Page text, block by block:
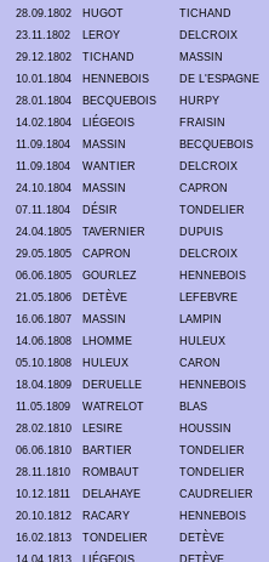
28.09.1802 HUGOT
TICHAND
23.11.1802 LEROY
DELCROIX
29.12.1802 TICHAND
MASSIN
10.01.1804 HENNEBOIS
DE L'ESPAGNE
28.01.1804 BECQUEBOIS
HURPY
14.02.1804 LIÉGEOIS
FRAISIN
11.09.1804 MASSIN
BECQUEBOIS
11.09.1804 WANTIER
DELCROIX
24.10.1804 MASSIN
CAPRON
07.11.1804 DÉSIR
TONDELIER
24.04.1805 TAVERNIER
DUPUIS
29.05.1805 CAPRON
DELCROIX
06.06.1805 GOURLEZ
HENNEBOIS
21.05.1806 DETÈVE
LEFEBVRE
16.06.1807 MASSIN
LAMPIN
14.06.1808 LHOMME
HULEUX
05.10.1808 HULEUX
CARON
18.04.1809 DERUELLE
HENNEBOIS
11.05.1809 WATRELOT
BLAS
28.02.1810 LESIRE
HOUSSIN
06.06.1810 BARTIER
TONDELIER
28.11.1810 ROMBAUT
TONDELIER
10.12.1811 DELAHAYE
CAUDRELIER
20.10.1812 RACARY
HENNEBOIS
16.02.1813 TONDELIER
DETÈVE